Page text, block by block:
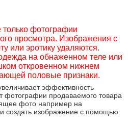
только фотографии
просмотра. Изображения с
или эротику удаляются.
на обнаженном теле или
откровенном нижнем
половые признаки.
эффективность
фотографии продаваемого товара
фото например на
создать изображение с помощью